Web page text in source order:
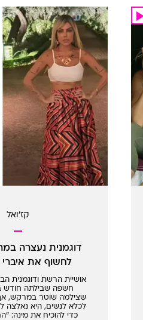
קז'ואל
דוגמנית נעצרה
לחשוף את איברי
להוכיח
אושיית הרשת ודוגמנית
חשפה שבילתה חודש
שצילמה שוטר במרקש,
לכלא לנשים, היא נאלצה
כדי להוכיח את מינה: